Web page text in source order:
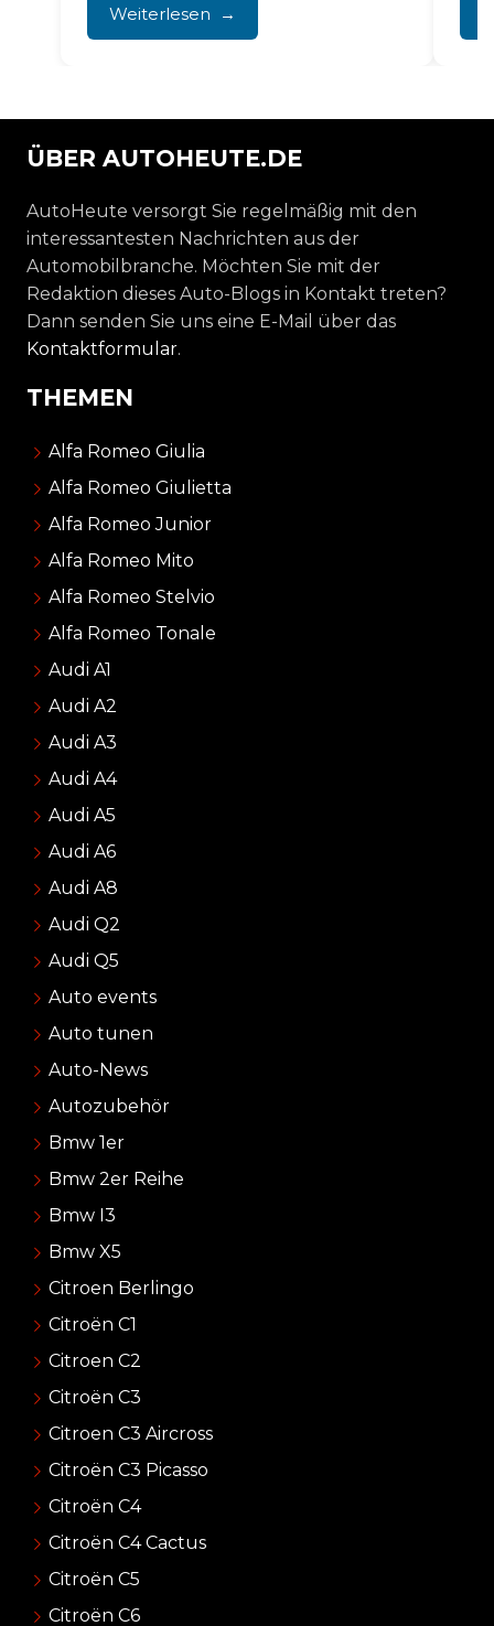
Sommer, plötzlich ausfallende
Klimaanlage...
Weiterlesen
ÜBER AUTOHEUTE.DE
AutoHeute versorgt Sie regelmäßig mit den
interessantesten Nachrichten aus der
Automobilbranche. Möchten Sie mit der
Redaktion dieses Auto-Blogs in Kontakt treten?
Dann senden Sie uns eine E-Mail über das
Kontaktformular.
THEMEN
Alfa Romeo Giulia
Alfa Romeo Giulietta
Alfa Romeo Junior
Alfa Romeo Mito
Alfa Romeo Stelvio
Alfa Romeo Tonale
Audi A1
Audi A2
Audi A3
Audi A4
Audi A5
Audi A6
Audi A8
Audi Q2
Audi Q5
Auto events
Auto tunen
Auto-News
Autozubehör
Bmw 1er
Bmw 2er Reihe
Bmw I3
Bmw X5
Citroen Berlingo
Citroën C1
Citroen C2
Citroën C3
Citroen C3 Aircross
Citroën C3 Picasso
Citroën C4
Citroën C4 Cactus
Citroën C5
Citroën C6